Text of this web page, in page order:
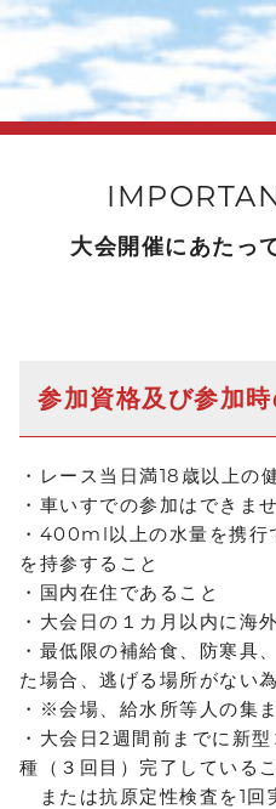
大会開催にあたっ
参加資格及び参加
・レース当日満18歳以上の
・車いすでの参加はできま
・400ml以上の水量を携行
を持参すること
・国内在住であること
・大会日の１カ月以内に海
・最低限の補給食、防寒具
た場合、逃げる場所がない
・※会場、給水所等人の集
・大会日2週間前までに新
種（３回目）完了しているこ
または抗原定性検査を1回